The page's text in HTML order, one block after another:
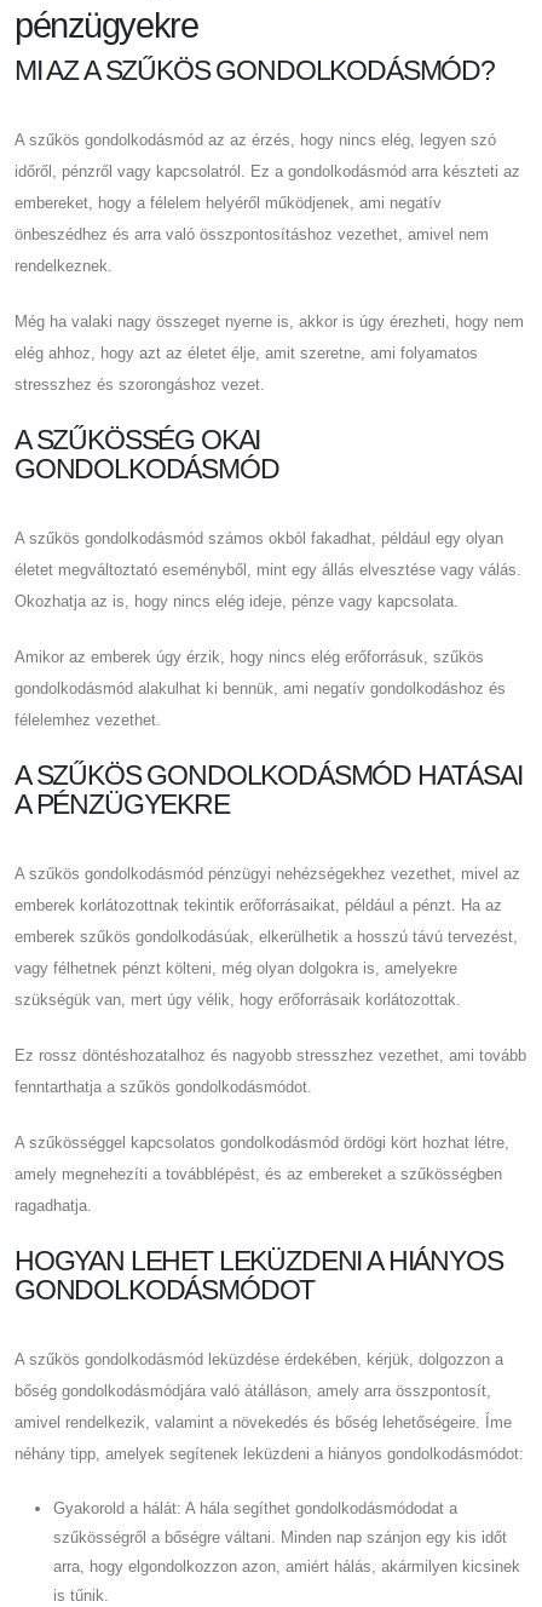
pénzügyekre
MI AZ A SZŰKÖS GONDOLKODÁSMÓD?
A szűkös gondolkodásmód az az érzés, hogy nincs elég, legyen szó
időről, pénzről vagy kapcsolatról. Ez a gondolkodásmód arra készteti az
embereket, hogy a félelem helyéről működjenek, ami negatív
önbeszédhez és arra való összpontosításhoz vezethet, amivel nem
rendelkeznek.
Még ha valaki nagy összeget nyerne is, akkor is úgy érezheti, hogy nem
elég ahhoz, hogy azt az életet élje, amit szeretne, ami folyamatos
stresszhez és szorongáshoz vezet.
A SZŰKÖSSÉG OKAI
GONDOLKODÁSMÓD
A szűkös gondolkodásmód számos okból fakadhat, például egy olyan
életet megváltoztató eseményből, mint egy állás elvesztése vagy válás.
Okozhatja az is, hogy nincs elég ideje, pénze vagy kapcsolata.
Amikor az emberek úgy érzik, hogy nincs elég erőforrásuk, szűkös
gondolkodásmód alakulhat ki bennük, ami negatív gondolkodáshoz és
félelemhez vezethet.
A SZŰKÖS GONDOLKODÁSMÓD HATÁSAI
A PÉNZÜGYEKRE
A szűkös gondolkodásmód pénzügyi nehézségekhez vezethet, mivel az
emberek korlátozottnak tekintik erőforrásaikat, például a pénzt. Ha az
emberek szűkös gondolkodásúak, elkerülhetik a hosszú távú tervezést,
vagy félhetnek pénzt költeni, még olyan dolgokra is, amelyekre
szükségük van, mert úgy vélik, hogy erőforrásaik korlátozottak.
Ez rossz döntéshozatalhoz és nagyobb stresszhez vezethet, ami tovább
fenntarthatja a szűkös gondolkodásmódot.
A szűkösséggel kapcsolatos gondolkodásmód ördögi kört hozhat létre,
amely megnehezíti a továbblépést, és az embereket a szűkösségben
ragadhatja.
HOGYAN LEHET LEKÜZDENI A HIÁNYOS
GONDOLKODÁSMÓDOT
A szűkös gondolkodásmód leküzdése érdekében, kérjük, dolgozzon a
bőség gondolkodásmódjára való átálláson, amely arra összpontosít,
amivel rendelkezik, valamint a növekedés és bőség lehetőségeire. Íme
néhány tipp, amelyek segítenek leküzdeni a hiányos gondolkodásmódot:
Gyakorold a hálát: A hála segíthet gondolkodásmódodat a
szűkösségről a bőségre váltani. Minden nap szánjon egy kis időt
arra, hogy elgondolkozzon azon, amiért hálás, akármilyen kicsinek
is tűnik.